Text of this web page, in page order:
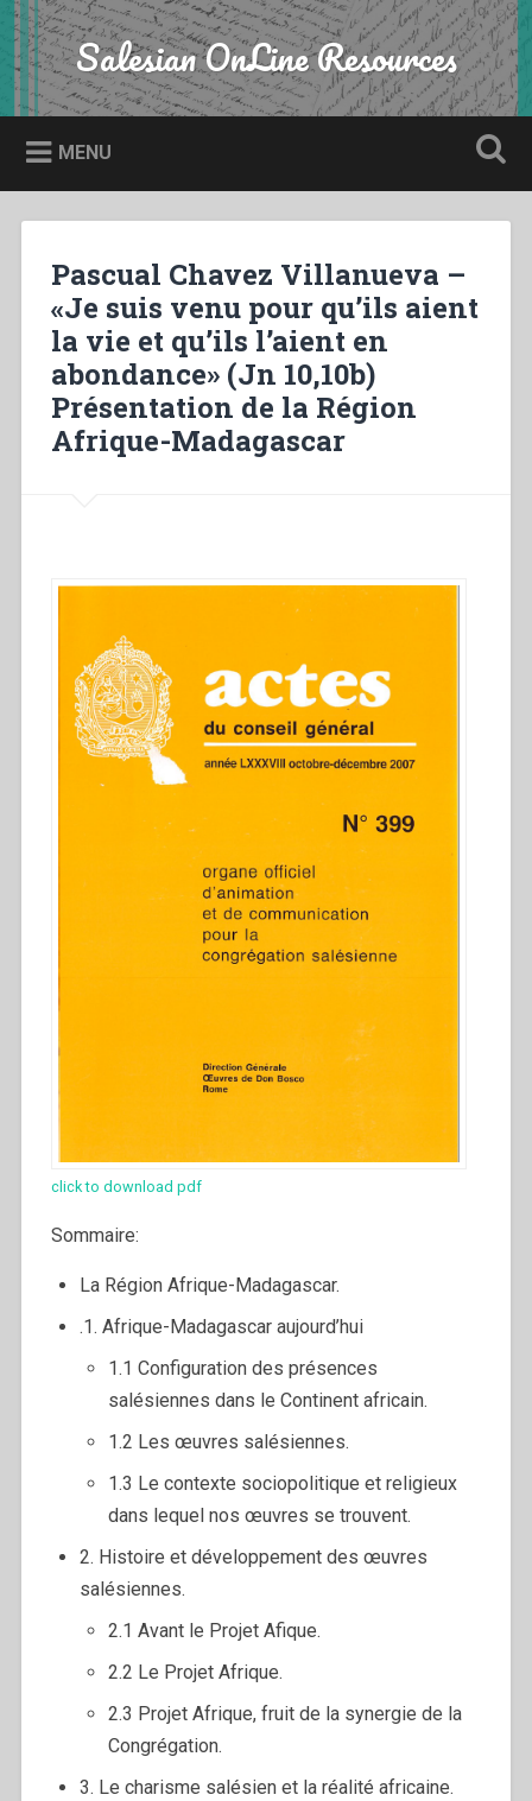
Skip
to
content
Search Salesian OnLine Resources
MENU
Pascual Chavez Villanueva –
«Je suis venu pour qu’ils aient
la vie et qu’ils l’aient en
abondance» (Jn 10,10b)
Présentation de la Région
Afrique-Madagascar
click to download pdf
Sommaire:
La Région Afrique-Madagascar.
.1. Afrique-Madagascar aujourd’hui
1.1 Configuration des présences
salésiennes dans le Continent africain.
1.2 Les œuvres salésiennes.
1.3 Le contexte sociopolitique et religieux
dans lequel nos œuvres se trouvent.
2. Histoire et développement des œuvres
salésiennes.
2.1 Avant le Projet Afique.
2.2 Le Projet Afrique.
2.3 Projet Afrique, fruit de la synergie de la
Congrégation.
3. Le charisme salésien et la réalité africaine.